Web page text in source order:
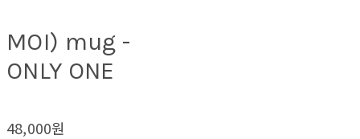
MOI) mug -
ONLY ONE
48,000원